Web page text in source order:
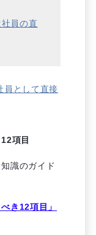
員の直
員として直接
項目
識のガイド
き12項目」